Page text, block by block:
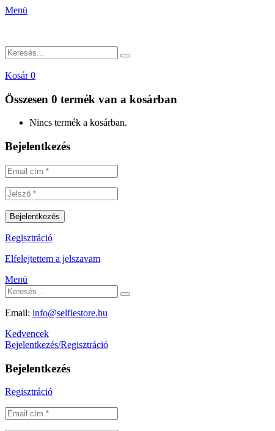
Menü
Kosár 0
Összesen 0 termék van a kosárban
Nincs termék a kosárban.
Bejelentkezés
Regisztráció
Elfelejtettem a jelszavam
Menü
Email: info@selfiestore.hu
Kedvencek
Bejelentkezés/Regisztráció
Bejelentkezés
Regisztráció